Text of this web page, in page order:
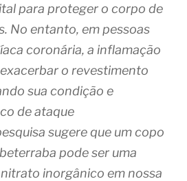
para proteger o corpo de
No entanto, em pessoas
coronária, a inflamação
o revestimento
sua condição e
de ataque
sugere que um copo
pode ser uma
inorgânico em nossa